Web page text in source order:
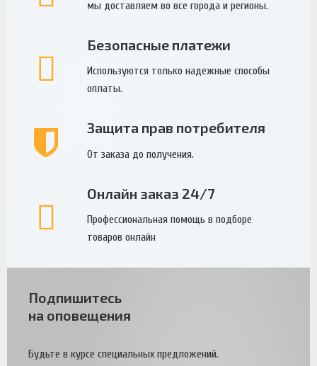
мы доставляем во все города и регионы.
Безопасные платежи
Используются только надежные способы
оплаты.
Защита прав потребителя
От заказа до получения.
Онлайн заказ 24/7
Профессиональная помощь в подборе
товаров онлайн
Подпишитесь
на оповещения
Будьте в курсе специальных предложений.